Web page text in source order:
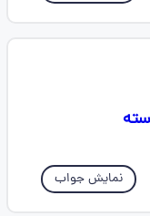
نمایش جواب